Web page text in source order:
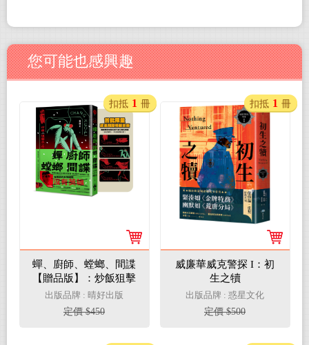
您可能也感興趣
蟬、廚師、螳螂、間諜
【贈品版】：炒飯狙擊
手4（特別收錄「小說
之外」作者親錄音檔）
出版品牌 : 晴好出版
定價 $450
扣抵 1 冊
威廉華威克警探 I：初
生之犢
出版品牌 : 惑星文化
定價 $500
扣抵 1 冊